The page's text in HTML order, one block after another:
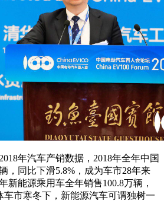
年汽车产销数据，2018年全年中国
，同比下滑5.8%，成为车市28年来
新能源乘用车全年销售100.8万辆，
车市寒冬下，新能源汽车可谓独树一